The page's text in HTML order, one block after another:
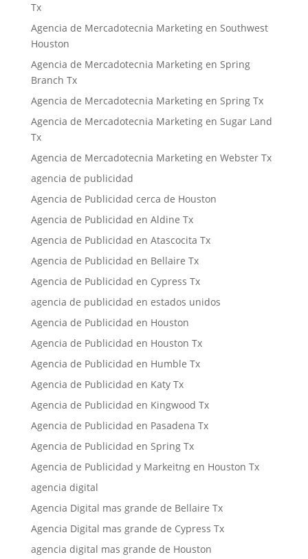
Tx
Agencia de Mercadotecnia Marketing en Southwest
Houston
Agencia de Mercadotecnia Marketing en Spring
Branch Tx
Agencia de Mercadotecnia Marketing en Spring Tx
Agencia de Mercadotecnia Marketing en Sugar Land
Tx
Agencia de Mercadotecnia Marketing en Webster Tx
agencia de publicidad
Agencia de Publicidad cerca de Houston
Agencia de Publicidad en Aldine Tx
Agencia de Publicidad en Atascocita Tx
Agencia de Publicidad en Bellaire Tx
Agencia de Publicidad en Cypress Tx
agencia de publicidad en estados unidos
Agencia de Publicidad en Houston
Agencia de Publicidad en Houston Tx
Agencia de Publicidad en Humble Tx
Agencia de Publicidad en Katy Tx
Agencia de Publicidad en Kingwood Tx
Agencia de Publicidad en Pasadena Tx
Agencia de Publicidad en Spring Tx
Agencia de Publicidad y Markeitng en Houston Tx
agencia digital
Agencia Digital mas grande de Bellaire Tx
Agencia Digital mas grande de Cypress Tx
agencia digital mas grande de Houston